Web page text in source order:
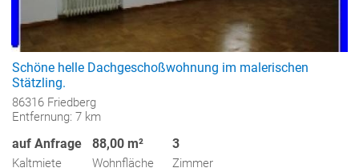
Schöne helle Dachgeschoßwohnung im malerischen
Stätzling.
86316 Friedberg
Entfernung: 7 km
auf Anfrage
Kaltmiete
88,00 m²
Wohnfläche
3
Zimmer